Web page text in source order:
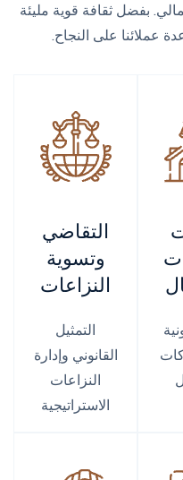
بفضل ثقافة قوية مليئة
عملائنا على النجاح.
التقاضي
وتسوية
النزاعات
التمثيل
القانوني وإدارة
النزاعات
الاستراتيجية